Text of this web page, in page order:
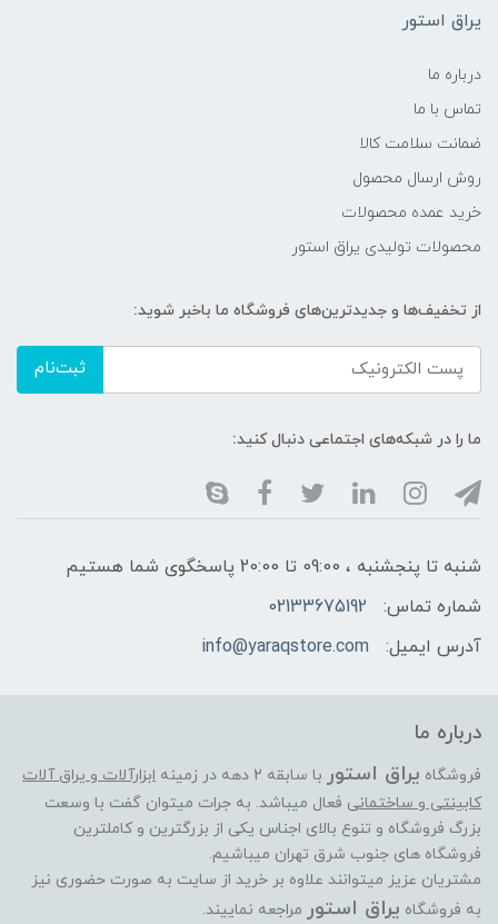
یراق استور
درباره ما
تماس با ما
ضمانت سلامت کالا
روش ارسال محصول
خرید عمده محصولات
محصولات تولیدی یراق استور
از تخفیف‌ها و جدیدترین‌های فروشگاه ما باخبر شوید:
ثبت‌نام
ما را در شبکه‌های اجتماعی دنبال کنید:
شنبه تا پنجشنبه ، 09:00 تا 20:00 پاسخگوی شما هستیم
شماره تماس:
02133675192
آدرس ایمیل:
info@yaraqstore.com
درباره ما
فروشگاه یراق استور با سابقه 2 دهه در زمینه
ابزارآلات و یراق آلات
کابینتی و ساختمانی فعال میباشد. به جرات میتوان گفت با وسعت
بزرگ فروشگاه و تنوع بالای اجناس یکی از بزرگترین و کاملترین
فروشگاه های جنوب شرق تهران میباشیم.
مشتریان عزیز میتوانند علاوه بر خرید از سایت به صورت حضوری نیز
به فروشگاه یراق استور مراجعه نماییند.